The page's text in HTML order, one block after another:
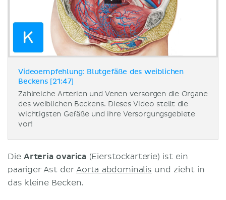
Videoempfehlung: Blutgefäße des weiblichen
Beckens [21:47]
Zahlreiche Arterien und Venen versorgen die Organe
des weiblichen Beckens. Dieses Video stellt die
wichtigsten Gefäße und ihre Versorgungsgebiete
vor!
Die Arteria ovarica (Eierstockarterie) ist ein
paariger Ast derAorta abdominalis und zieht in
das kleine Becken.